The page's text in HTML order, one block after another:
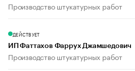
Производство штукатурных работ
ДЕЙСТВУЕТ
ИП Фаттахов Фаррух Джамшедович
Производство штукатурных работ